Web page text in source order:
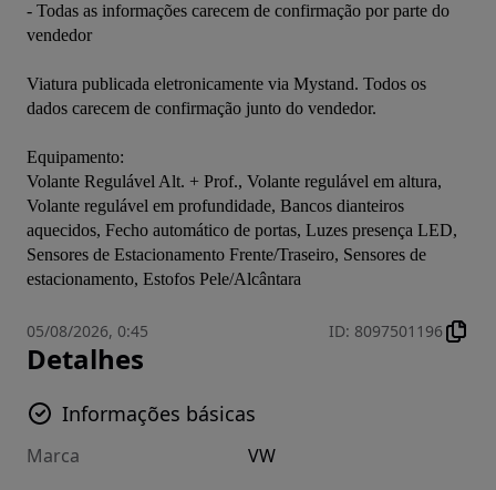
- Todas as informações carecem de confirmação por parte do
vendedor
Viatura publicada eletronicamente via Mystand. Todos os
dados carecem de confirmação junto do vendedor.
Equipamento:
Volante Regulável Alt. + Prof., Volante regulável em altura,
Volante regulável em profundidade, Bancos dianteiros
aquecidos, Fecho automático de portas, Luzes presença LED,
Sensores de Estacionamento Frente/Traseiro, Sensores de
estacionamento, Estofos Pele/Alcântara
05/08/2026, 0:45 ID: 8097501196
Detalhes
Informações básicas
Marca VW